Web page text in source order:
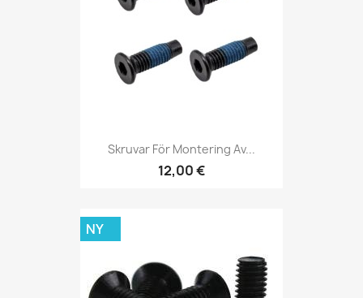
Skruvar För Montering Av...
12,00 €
NY